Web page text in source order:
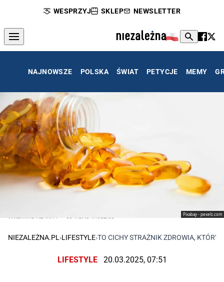
WESPRZYJ SKLEP NEWSLETTER
NAJNOWSZE POLSKA ŚWIAT PETYCJE MEMY
Pixabay - pexels.com
Witamina K2 MK-7 – co warto wiedzieć
NIEZALEŻNA.PL ›LIFESTYLE›TO CICHY STRAŻNIK ZDROWIA, KTÓRY
LIFESTYLE 20.03.2025, 07:51